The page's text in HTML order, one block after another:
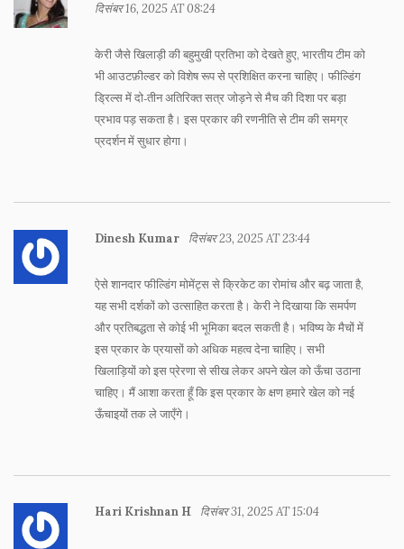
दिसंबर 16, 2025 AT 08:24
केरी जैसे खिलाड़ी की बहुमुखी प्रतिभा को देखते हुए, भारतीय टीम को
भी आउटफ़ील्डर को विशेष रूप से प्रशिक्षित करना चाहिए। फील्डिंग
ड्रिल्स में दो‑तीन अतिरिक्त सत्र जोड़ने से मैच की दिशा पर बड़ा
प्रभाव पड़ सकता है। इस प्रकार की रणनीति से टीम की समग्र
प्रदर्शन में सुधार होगा।
Dinesh Kumar दिसंबर 23, 2025 AT 23:44
ऐसे शानदार फील्डिंग मोमेंट्स से क्रिकेट का रोमांच और बढ़ जाता है,
यह सभी दर्शकों को उत्साहित करता है। केरी ने दिखाया कि समर्पण
और प्रतिबद्धता से कोई भी भूमिका बदल सकती है। भविष्य के मैचों में
इस प्रकार के प्रयासों को अधिक महत्व देना चाहिए। सभी
खिलाड़ियों को इस प्रेरणा से सीख लेकर अपने खेल को ऊँचा उठाना
चाहिए। मैं आशा करता हूँ कि इस प्रकार के क्षण हमारे खेल को नई
ऊँचाइयों तक ले जाएँगे।
Hari Krishnan H दिसंबर 31, 2025 AT 15:04